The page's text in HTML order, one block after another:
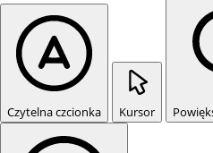
Czytelna czcionka Kursor